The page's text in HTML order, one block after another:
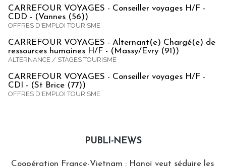
CARREFOUR VOYAGES - Conseiller voyages H/F -
CDD - (Vannes (56))
OFFRES D'EMPLOI TOURISME
CARREFOUR VOYAGES - Alternant(e) Chargé(e) de
ressources humaines H/F - (Massy/Evry (91))
ALTERNANCE / STAGES TOURISME
CARREFOUR VOYAGES - Conseiller voyages H/F -
CDI - (St Brice (77))
OFFRES D'EMPLOI TOURISME
PUBLI-NEWS
Coopération France-Vietnam : Hanoï veut séduire les